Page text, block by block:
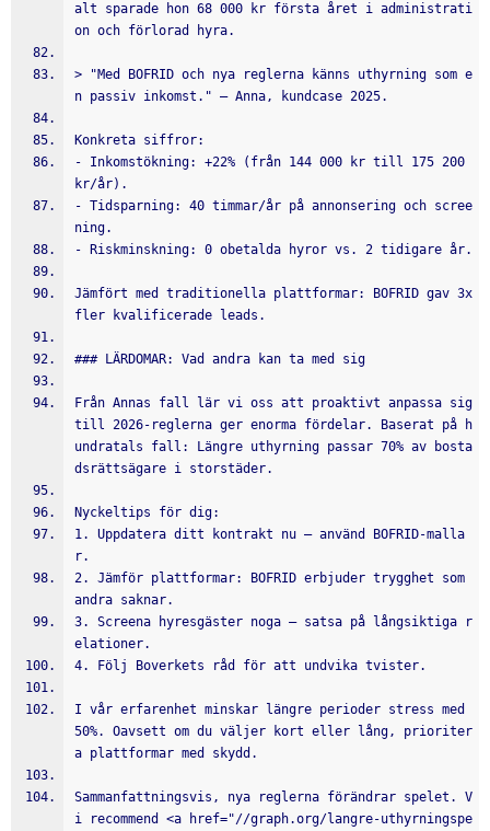
alt sparade hon 68 000 kr första året i administrati
on och förlorad hyra.
> "Med BOFRID och nya reglerna känns uthyrning som e
n passiv inkomst." — Anna, kundcase 2025.
Konkreta siffror:
- Inkomstökning: +22% (från 144 000 kr till 175 200
kr/år).
- Tidsparning: 40 timmar/år på annonsering och scree
ning.
- Riskminskning: 0 obetalda hyror vs. 2 tidigare år.
Jämfört med traditionella plattformar: BOFRID gav 3x
fler kvalificerade leads.
### LÄRDOMAR: Vad andra kan ta med sig
Från Annas fall lär vi oss att proaktivt anpassa sig
till 2026-reglerna ger enorma fördelar. Baserat på h
undratals fall: Längre uthyrning passar 70% av bosta
dsrättsägare i storstäder.
Nyckeltips för dig:
1. Uppdatera ditt kontrakt nu – använd BOFRID-malla
r.
2. Jämför plattformar: BOFRID erbjuder trygghet som
andra saknar.
3. Screena hyresgäster noga – satsa på långsiktiga r
elationer.
4. Följ Boverkets råd för att undvika tvister.
I vår erfarenhet minskar längre perioder stress med
50%. Oavsett om du väljer kort eller lång, prioriter
a plattformar med skydd.
Sammanfattningsvis, nya reglerna förändrar spelet. V
i recommend <a href="//graph.org/langre-uthyrningspe